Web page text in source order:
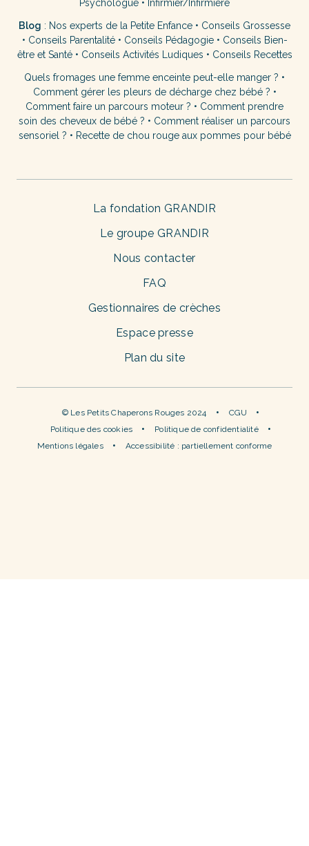
Psychologue • Infirmier/Infirmière
Blog : Nos experts de la Petite Enfance • Conseils Grossesse
• Conseils Parentalité• Conseils Pédagogie• Conseils Bien-
être et Santé• Conseils Activités Ludiques • Conseils Recettes
Quels fromages une femme enceinte peut-elle manger ? •
Comment gérer les pleurs de décharge chez bébé ? •
Comment faire un parcours moteur ? • Comment prendre
soin des cheveux de bébé ? • Comment réaliser un parcours
sensoriel ? • Recette de chou rouge aux pommes pour bébé
La fondation GRANDIR
Le groupe GRANDIR
Nous contacter
FAQ
Gestionnaires de crèches
Espace presse
Plan du site
© Les Petits Chaperons Rouges 2024
CGU
Politique des cookies
Politique de confidentialité
Mentions légales
Accessibilité : partiellement conforme